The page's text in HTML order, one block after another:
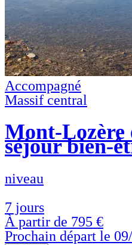
Accompagné
Massif central
Mont-Lozère
séjour bien-
niveau
7 jours
À partir de 795 €
Prochain départ le